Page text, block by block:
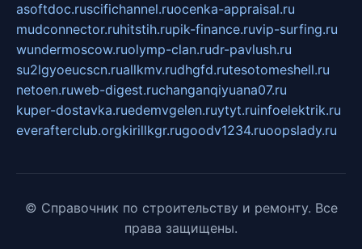
asoftdoc.ruscifichannel.ruocenka-appraisal.ru
mudconnector.ruhitstih.rupik-finance.ruvip-surfing.ru
wundermoscow.ruolymp-clan.rudr-pavlush.ru
su2lgyoeucscn.ruallkmv.rudhgfd.rutesotomeshell.ru
netoen.ruweb-digest.ruchanganqiyuana07.ru
kuper-dostavka.ruedemvgelen.ruytyt.ruinfoelektrik.ru
everafterclub.orgkirillkgr.rugoodv1234.ruoopslady.ru
© Справочник по строительству и ремонту. Все
права защищены.